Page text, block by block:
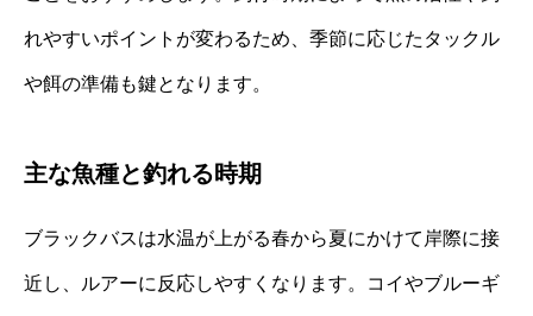
れやすいポイントが変わるため、季節に応じたタックル
や餌の準備も鍵となります。
主な魚種と釣れる時期
ブラックバスは水温が上がる春から夏にかけて岸際に接
近し、ルアーに反応しやすくなります。コイやブルーギ